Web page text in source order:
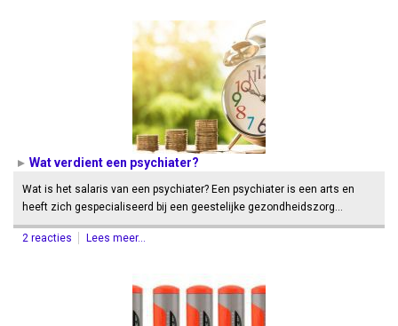
Wat verdient een psychiater?
Wat is het salaris van een psychiater? Een psychiater is een arts en
heeft zich gespecialiseerd bij een geestelijke gezondheidszorg…
2 reacties Lees meer...